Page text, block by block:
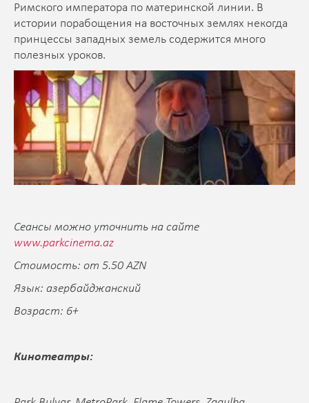
Римского императора по материнской линии. В
истории порабощения на восточных землях некогда
принцессы западных земель содержится много
полезных уроков.
Сеансы можно уточнить на сайте
www.parkcinema.az
Стоимость: от 5.50 AZN
Язык: азербайджанский
Возраст: 6+
Кинотеатры: